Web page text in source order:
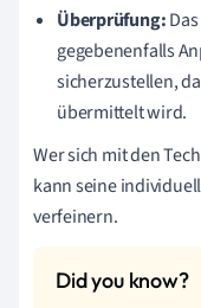
Überprüfung:
gegebenenfalls
sicherzustellen,
übermittelt wird.
Wer sich mit den
kann seine
verfeinern.